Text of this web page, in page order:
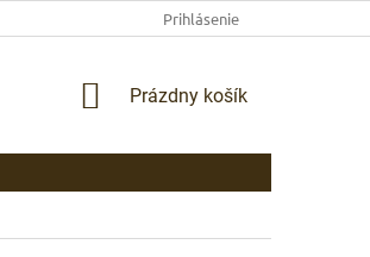
AKO NAKUPOVAŤ PLATBA
Prihlásenie
NÁKUPNÝ
Prázdny košík